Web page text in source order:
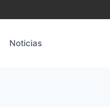
Noticias